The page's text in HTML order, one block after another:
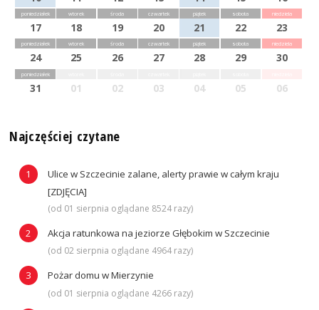
poniedziałek
17
wtorek
18
środa
19
czwartek
20
piątek
21
sobota
22
niedziela
23
poniedziałek
24
wtorek
25
środa
26
czwartek
27
piątek
28
sobota
29
niedziela
30
poniedziałek
31 01 02 03 04 05 06
Najczęściej czytane
Ulice w Szczecinie zalane, alerty prawie w całym kraju
[ZDJĘCIA]
(od 01 sierpnia oglądane 8524 razy)
Akcja ratunkowa na jeziorze Głębokim w Szczecinie
(od 02 sierpnia oglądane 4964 razy)
Pożar domu w Mierzynie
(od 01 sierpnia oglądane 4266 razy)